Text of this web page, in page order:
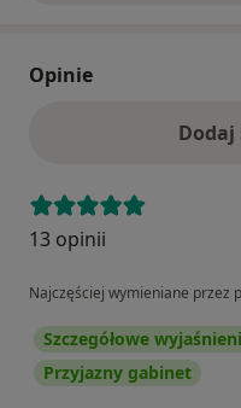
Opinie
13 opinii
Najczęściej wymieniane przez
Szczegółowe
Przyjazny gabinet